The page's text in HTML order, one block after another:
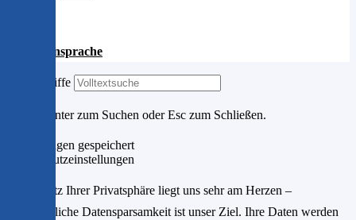
Gebärdensprache
Suchbegriffe
Drücke Enter zum Suchen oder Esc zum Schließen.
Einstellungen gespeichert
Datenschutzeinstellungen
Der Schutz Ihrer Privatsphäre liegt uns sehr am Herzen –
größtmögliche Datensparsamkeit ist unser Ziel. Ihre Daten werden